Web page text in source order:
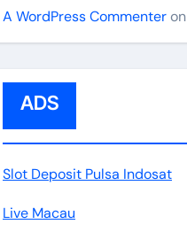
A WordPress Commenteron
ADS
Slot Deposit Pulsa Indosat
Live Macau